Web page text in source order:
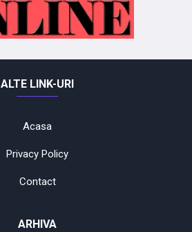
ALTE LINK-URI
Acasa
Privacy Policy
Contact
ARHIVA